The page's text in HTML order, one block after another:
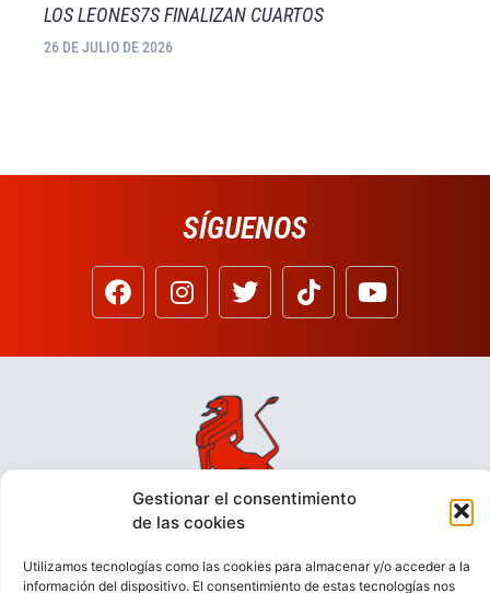
Gestionar el consentimiento
de las cookies
Utilizamos tecnologías como las cookies para almacenar y/o acceder a la
información del dispositivo. El consentimiento de estas tecnologías nos
LOS LEONES7S FINALIZAN CUARTOS
26 DE JULIO DE 2026
SÍGUENOS